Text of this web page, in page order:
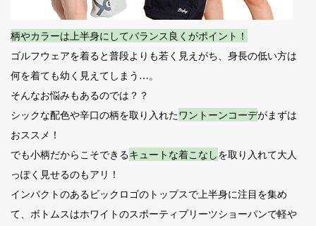
柄やカラーは上半身にしてバランス良くがポイント！
ゴルフウェアを着ると普段よりも若く見えがち、身長の低い方は
何を着ても幼く見えてしまう…。
そんなお悩みもあるのでは？？
シックな配色や辛口の柄を取り入れたワントーンコーデがまずは
おススメ！
でも小柄だからこそできるキュートな着こなしを取り入れて大人
っぽく見せるのもアリ！
インパクトのあるビックロゴのトップスで上半身に注目を集め
て、ボトムスはホワイトのスポーティプリーツショーパンで軽や